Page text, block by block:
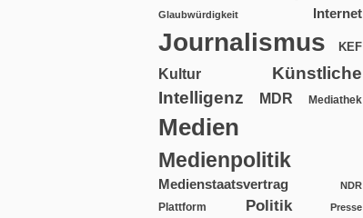
Glaubwürdigkeit Internet
Journalismus KEF
Kultur
Künstliche
Intelligenz
MDR Mediathek
Medien
Medienpolitik
Medienstaatsvertrag NDR
Plattform Politik Presse